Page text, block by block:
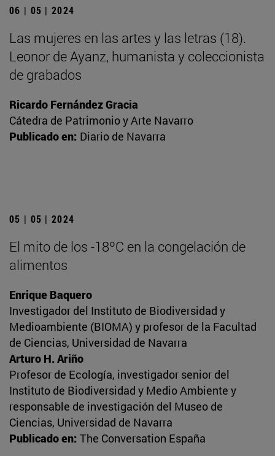
06 | 05 | 2024
Las mujeres en las artes y las letras (18).
Leonor de Ayanz, humanista y coleccionista
de grabados
Ricardo Fernández Gracia
Cátedra de Patrimonio y Arte Navarro
Publicado en: Diario de Navarra
05 | 05 | 2024
El mito de los -18ºC en la congelación de
alimentos
Enrique Baquero
Investigador del Instituto de Biodiversidad y
Medioambiente (BIOMA) y profesor de la Facultad
de Ciencias, Universidad de Navarra
Arturo H. Ariño
Profesor de Ecología, investigador senior del
Instituto de Biodiversidad y Medio Ambiente y
responsable de investigación del Museo de
Ciencias, Universidad de Navarra
Publicado en: The Conversation España